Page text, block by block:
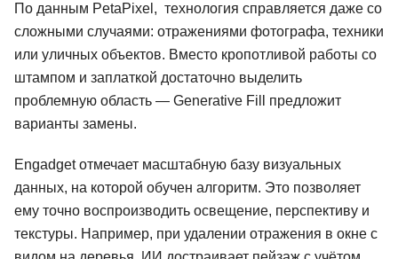
По данным PetaPixel, технология справляется даже со
сложными случаями: отражениями фотографа, техники
или уличных объектов. Вместо кропотливой работы со
штампом и заплаткой достаточно выделить
проблемную область — Generative Fill предложит
варианты замены.
Engadget отмечает масштабную базу визуальных
данных, на которой обучен алгоритм. Это позволяет
ему точно воспроизводить освещение, перспективу и
текстуры. Например, при удалении отражения в окне с